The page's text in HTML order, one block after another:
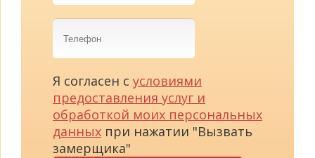
Телефон
Я согласен с условиями
предоставления услуг и
обработкой моих персональных
данных при нажатии "Вызвать
замерщика"